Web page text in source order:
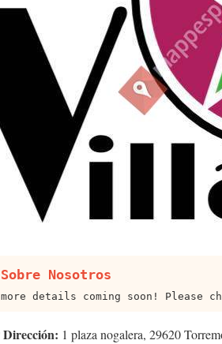
Sobre Nosotros
more details coming soon! Please
Dirección: 1 plaza nogalera, 29620